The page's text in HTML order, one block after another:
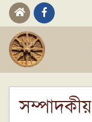
সম্পাদকীয়